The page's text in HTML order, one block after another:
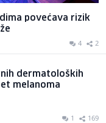
povećava rizik
4 2
dermatoloških
melanoma
1 169